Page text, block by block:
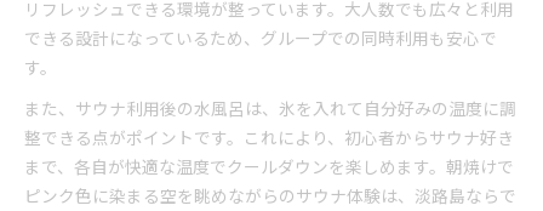
リフレッシュできる環境が整っています。大人数でも広々と利用
できる設計になっているため、グループでの同時利用も安心で
す。
また、サウナ利用後の水風呂は、氷を入れて自分好みの温度に調
整できる点がポイントです。これにより、初心者からサウナ好き
まで、各自が快適な温度でクールダウンを楽しめます。朝焼けで
ピンク色に染まる空を眺めながらのサウナ体験は、淡路島ならで